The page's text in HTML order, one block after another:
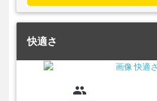
快適さ
group